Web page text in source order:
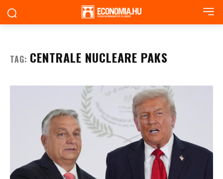
TAG: CENTRALE NUCLEARE PAKS